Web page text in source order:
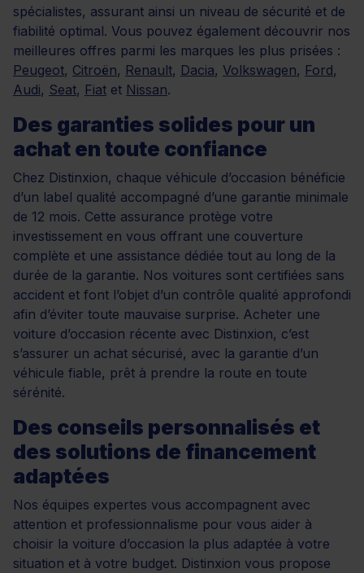
spécialistes, assurant ainsi un niveau de sécurité et de
fiabilité optimal. Vous pouvez également découvrir nos
meilleures offres parmi les marques les plus prisées :
Peugeot, Citroën, Renault, Dacia, Volkswagen, Ford,
Audi, Seat, Fiat et Nissan.
Des garanties solides pour un
achat en toute confiance
Chez Distinxion, chaque véhicule d’occasion bénéficie
d’un label qualité accompagné d’une garantie minimale
de 12 mois. Cette assurance protège votre
investissement en vous offrant une couverture
complète et une assistance dédiée tout au long de la
durée de la garantie. Nos voitures sont certifiées sans
accident et font l’objet d’un contrôle qualité approfondi
afin d’éviter toute mauvaise surprise. Acheter une
voiture d’occasion récente avec Distinxion, c’est
s’assurer un achat sécurisé, avec la garantie d’un
véhicule fiable, prêt à prendre la route en toute
sérénité.
Des conseils personnalisés et
des solutions de financement
adaptées
Nos équipes expertes vous accompagnent avec
attention et professionnalisme pour vous aider à
choisir la voiture d’occasion la plus adaptée à votre
situation et à votre budget. Distinxion vous propose